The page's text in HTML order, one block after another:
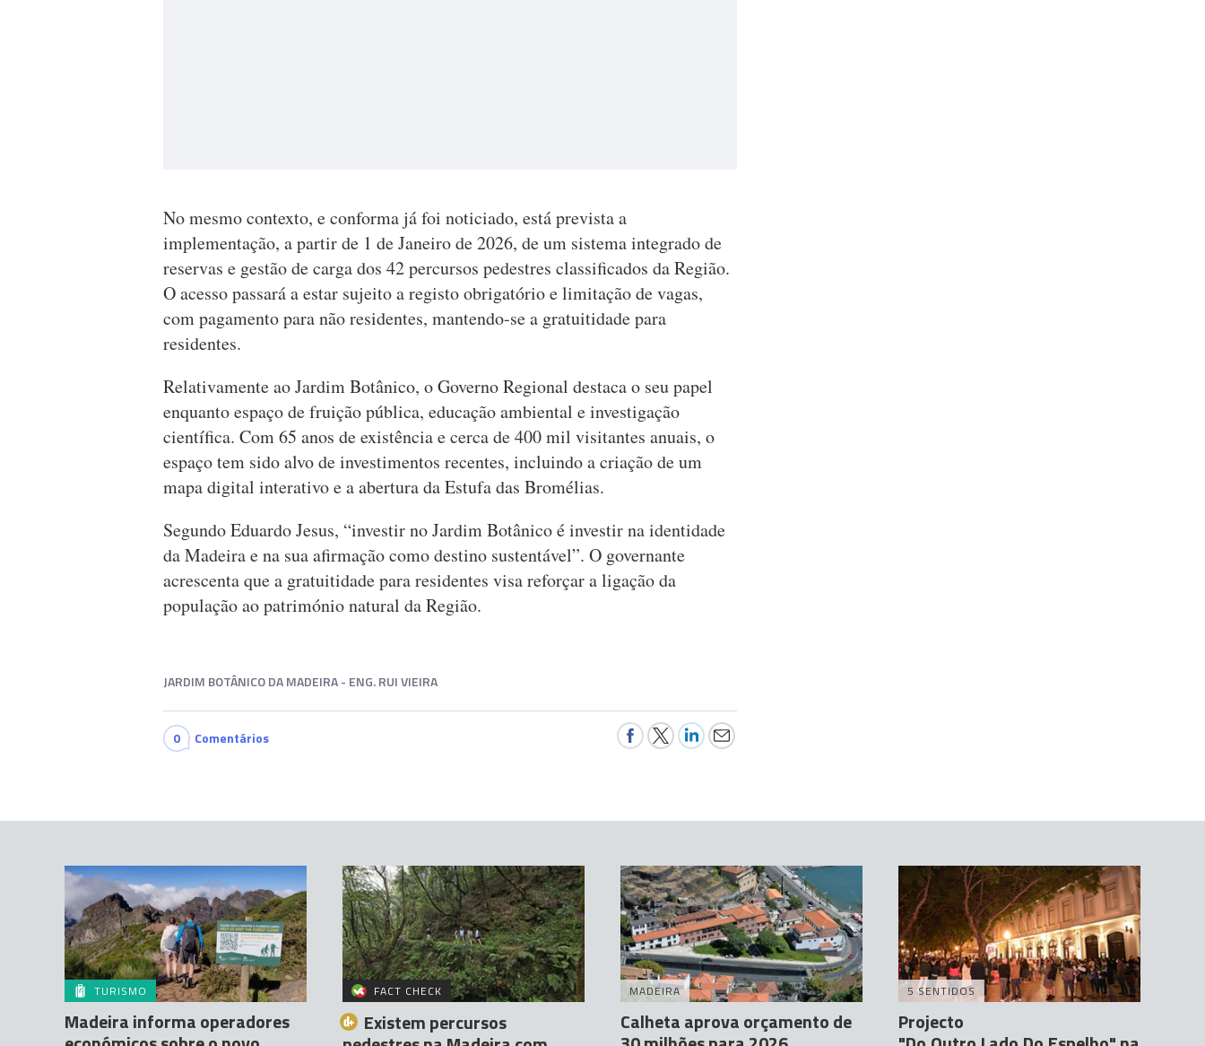
No mesmo contexto, e conforma já foi noticiado, está prevista a
implementação, a partir de 1 de Janeiro de 2026, de um sistema integrado de
reservas e gestão de carga dos 42 percursos pedestres classificados da Região.
O acesso passará a estar sujeito a registo obrigatório e limitação de vagas,
com pagamento para não residentes, mantendo-se a gratuitidade para
residentes.
Relativamente ao Jardim Botânico, o Governo Regional destaca o seu papel
enquanto espaço de fruição pública, educação ambiental e investigação
científica. Com 65 anos de existência e cerca de 400 mil visitantes anuais, o
espaço tem sido alvo de investimentos recentes, incluindo a criação de um
mapa digital interativo e a abertura da Estufa das Bromélias.
Segundo Eduardo Jesus, “investir no Jardim Botânico é investir na identidade
da Madeira e na sua afirmação como destino sustentável”. O governante
acrescenta que a gratuitidade para residentes visa reforçar a ligação da
população ao património natural da Região.
JARDIM BOTÂNICO DA MADEIRA - ENG. RUI VIEIRA
0 Comentários
TURISMO
Madeira informa operadores
FACT CHECK
Existem percursos
MADEIRA
Calheta aprova orçamento de
5 SENTIDOS
Projecto